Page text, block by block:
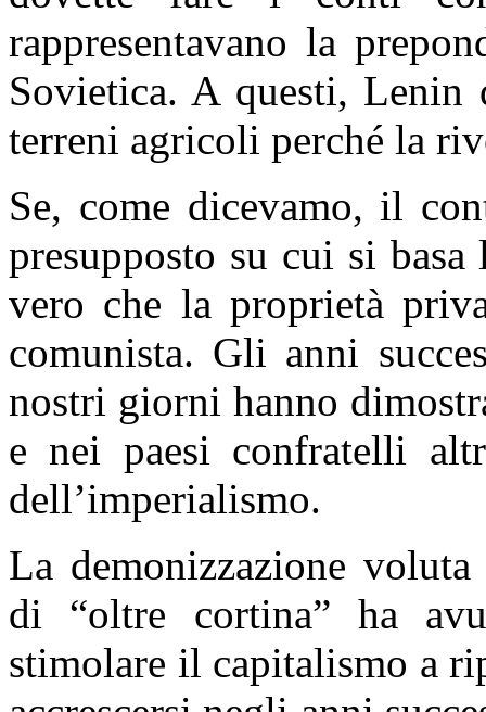
rappresentavano la
Sovietica. A questi, Lenin
terreni agricoli perché la
Se, come dicevamo, il
presupposto su cui si
vero che la proprietà
comunista. Gli anni
nostri giorni hanno
e nei paesi confratelli
dell’imperialismo.
La demonizzazione
di “oltre cortina” ha
stimolare il capitalismo a